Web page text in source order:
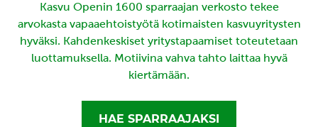
Kasvu Openin 1600 sparraajan verkosto tekee
arvokasta vapaaehtoistyötä kotimaisten kasvuyritysten
hyväksi. Kahdenkeskiset yritystapaamiset toteutetaan
luottamuksella. Motiivina vahva tahto laittaa hyvä
kiertämään.
HAE SPARRAAJAKSI